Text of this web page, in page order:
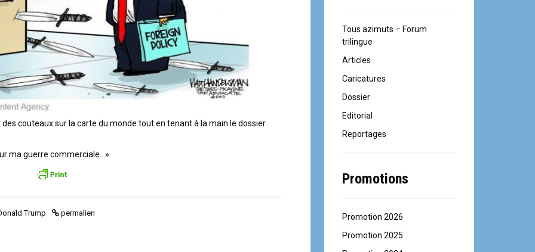
ma guerre commerciale…»
Trump permalien
Tous azimuts – Forum
trilingue
Articles
Caricatures
Dossier
Editorial
Reportages
Promotions
Promotion 2026
Promotion 2025